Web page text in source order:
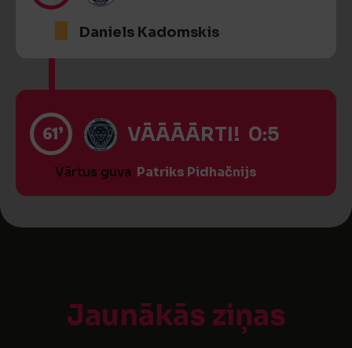
Daniels Kadomskis
61’ VĀĀĀĀRTI! 0:5
Vārtus guva Patriks Pidhačnijs
Jaunākās ziņas